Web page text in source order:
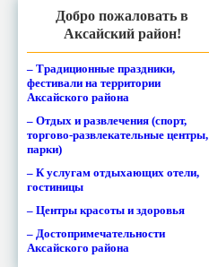
Добро пожаловать в
Аксайский район!
– Традиционные праздники,
фестивали на территории
Аксайского района
– Отдых и развлечения (спорт,
торгово-развлекательные центры,
парки)
– К услугам отдыхающих отели,
гостиницы
– Центры красоты и здоровья
– Достопримечательности
Аксайского района